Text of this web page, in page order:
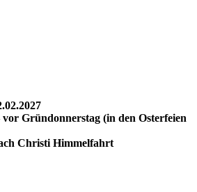
Gründonnerstag (in den Osterfeien
Christi Himmelfahrt